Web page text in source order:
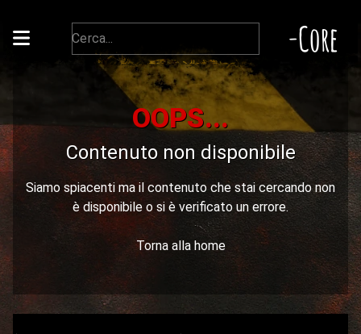
-Core
OOPS...
Contenuto non disponibile
Siamo spiacenti ma il contenuto che stai cercando non
è disponibile o si è verificato un errore.
Torna alla home